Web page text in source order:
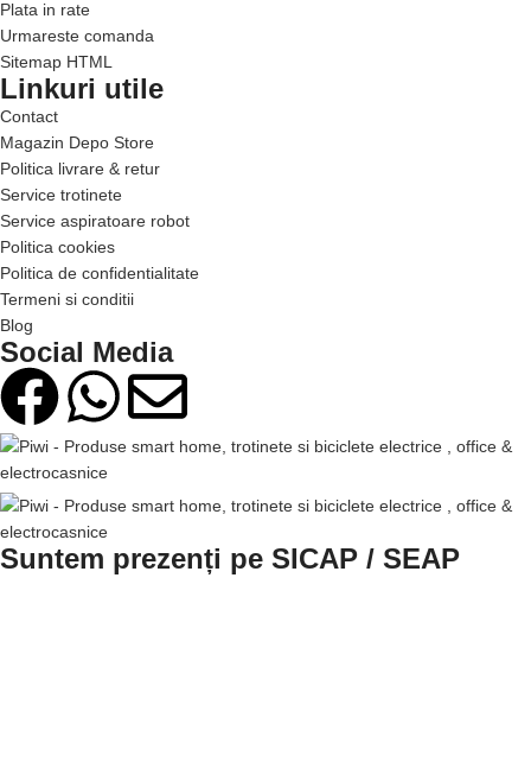
Plata in rate
Urmareste comanda
Sitemap HTML
Linkuri utile
Contact
Magazin Depo Store
Politica livrare & retur
Service trotinete
Service aspiratoare robot
Politica cookies
Politica de confidentialitate
Termeni si conditii
Blog
Social Media
Suntem prezenți pe SICAP / SEAP